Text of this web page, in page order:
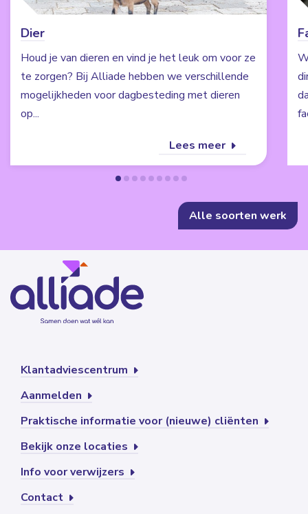
Dier
Houd je van dieren en vind je het leuk om voor ze
te zorgen? Bij Alliade hebben we verschillende
mogelijkheden voor dagbesteding met dieren
op...
Lees meer
Alle soorten werk
Klantadviescentrum
Aanmelden
Praktische informatie voor (nieuwe) cliënten
Bekijk onze locaties
Info voor verwijzers
Contact